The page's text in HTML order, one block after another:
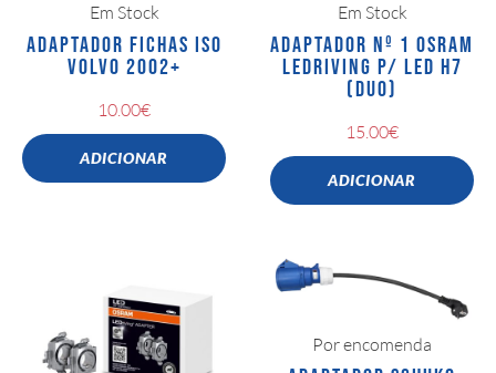
Em Stock
ADAPTADOR FICHAS ISO
VOLVO 2002+
10.00€
ADICIONAR
Em Stock
ADAPTADOR Nº 1 OSRAM
LEDRIVING P/ LED H7
(DUO)
15.00€
ADICIONAR
Por encomenda